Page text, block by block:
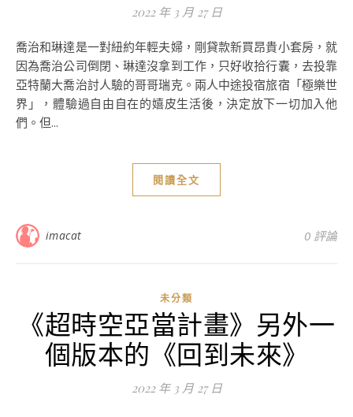
2022 年 3 月 27 日
喬治和琳達是一對紐約年輕夫婦，剛貸款新買昂貴小套房，就
因為喬治公司倒閉、琳達沒拿到工作，只好收拾行囊，去投靠
亞特蘭大喬治討人驗的哥哥瑞克。兩人中途投宿旅宿「極樂世
界」，體驗過自由自在的嬉皮生活後，決定放下一切加入他
們。但...
閱讀全文
imacat 0 評論
未分類
《超時空亞當計畫》另外一
個版本的《回到未來》
2022 年 3 月 27 日